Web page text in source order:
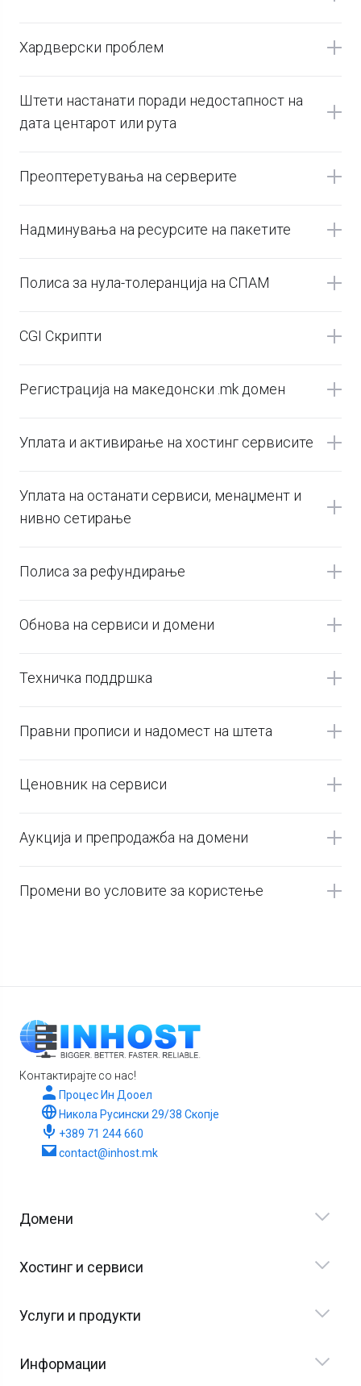
Хардверски проблем
Штети настанати поради недостапност на
дата центарот или рута
Преоптеретувања на серверите
Надминувања на ресурсите на пакетите
Полиса за нула-толеранција на СПАМ
CGI Скрипти
Регистрација на македонски .mk домен
Уплата и активирање на хостинг сервисите
Уплата на останати сервиси, менаџмент и
нивно сетирање
Полиса за рефундирање
Обнова на сервиси и домени
Техничка поддршка
Правни прописи и надомест на штета
Ценовник на сервиси
Аукција и препродажба на домени
Промени во условите за користење
Контактирајте со нас!
Процес Ин Дооел
Никола Русински 29/38 Скопје
+389 71 244 660
contact@inhost.mk
Домени
Хостинг и сервиси
Услуги и продукти
Информации